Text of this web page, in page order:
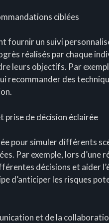
ciblées
fournir un suivi
réalisés par chaque
leurs objectifs. Par
recommander des
prise de décision éclairée
pour simuler différents
Par exemple, lors d’une
décisions et aider
d’anticiper les risques
et de la